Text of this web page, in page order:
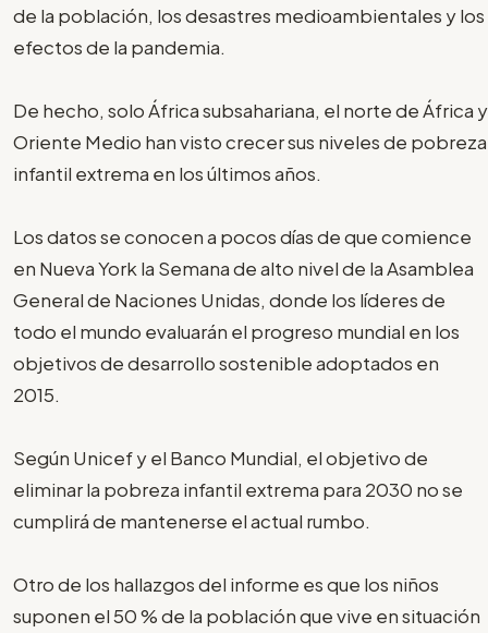
de la población, los desastres medioambientales y los
efectos de la pandemia.
De hecho, solo África subsahariana, el norte de África y
Oriente Medio han visto crecer sus niveles de pobreza
infantil extrema en los últimos años.
Los datos se conocen a pocos días de que comience
en Nueva York la Semana de alto nivel de la Asamblea
General de Naciones Unidas, donde los líderes de
todo el mundo evaluarán el progreso mundial en los
objetivos de desarrollo sostenible adoptados en
2015.
Según Unicef y el Banco Mundial, el objetivo de
eliminar la pobreza infantil extrema para 2030 no se
cumplirá de mantenerse el actual rumbo.
Otro de los hallazgos del informe es que los niños
suponen el 50 % de la población que vive en situación